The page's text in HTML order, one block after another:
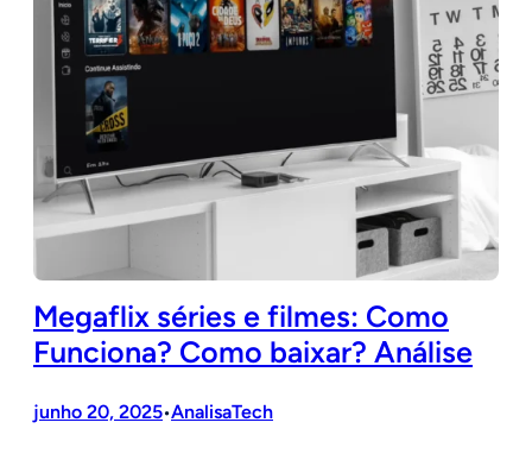
Megaflix séries e filmes: Como
Funciona? Como baixar? Análise
junho 20, 2025•AnalisaTech